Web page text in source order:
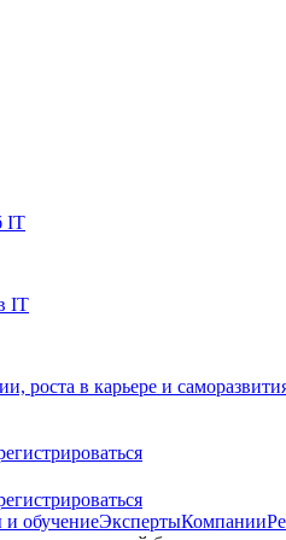
IT
IT
роста в карьере и
обучениеЭкспертыКомпании